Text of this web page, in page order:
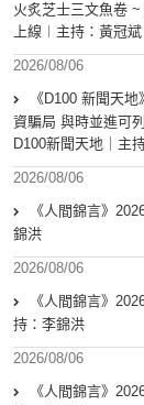
火炙芝士三文魚卷
上線︱主持：黃冠
2026/08/06
《D100 新聞天
資騙局 與時並進可
D100新聞天地｜主
2026/08/06
《人間錦言》
錦洪
2026/08/06
《人間錦言》
持：李錦洪
2026/08/06
《人間錦言》